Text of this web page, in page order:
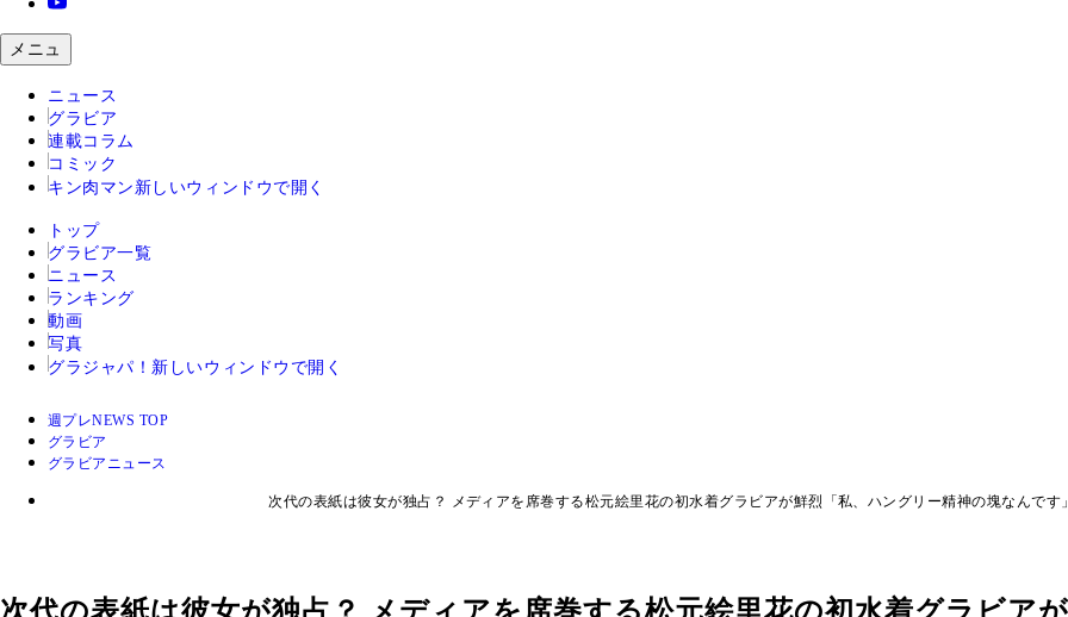
メニュ
ニュース
グラビア
連載コラム
コミック
キン肉マン 新しいウィンドウで開く
トップ
グラビア一覧
ニュース
ランキング
動画
写真
グラジャパ！ 新しいウィンドウで開く
週プレNEWS TOP
グラビア
グラビアニュース
次代の表紙は彼女が独占？ メディアを席巻する松元絵里花の初水着グラビアが鮮烈「私、ハングリー精神の塊なんです」
次代の表紙は彼女が独占？ メディアを席巻する松元絵里花の初水着グラビア